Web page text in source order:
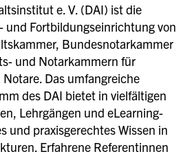
e. V. (DAI) ist die
und Fortbildungseinrichtung von
Bundesnotarkammer
und Notarkammern für
Das umfangreiche
des DAI bietet in vielfältigen
Lehrgängen und eLearning-
und praxisgerechtes Wissen in
Erfahrene Referentinnen